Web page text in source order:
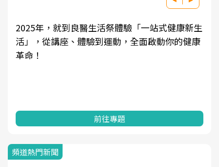
2025年，就到良醫生活祭體驗「一站式健康新生
活」，從講座、體驗到運動，全面啟動你的健康
革命！
前往專題
頻道熱門新聞